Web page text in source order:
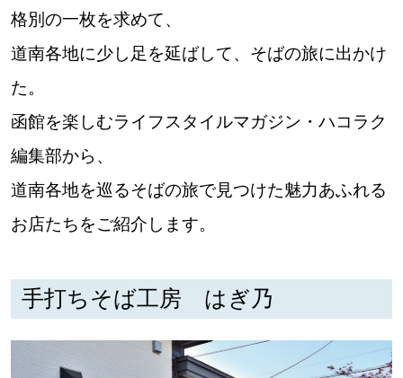
道南
道東
Sitakke編集部あい
Sitakke編集部 IKU 【まったり楽しみたい】
【暮らしの知恵を身につけたい】 札幌市
格別の一枚を求めて、
道南各地に少し足を延ばして、そばの旅に出かけ
た。
函館を楽しむライフスタイルマガジン・ハコラク
編集部から、
道南各地を巡るそばの旅で見つけた魅力あふれる
お店たちをご紹介します。
手打ちそば工房 はぎ乃